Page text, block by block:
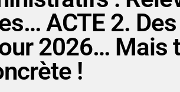
ACTE 2. Des
2026… Mais
!